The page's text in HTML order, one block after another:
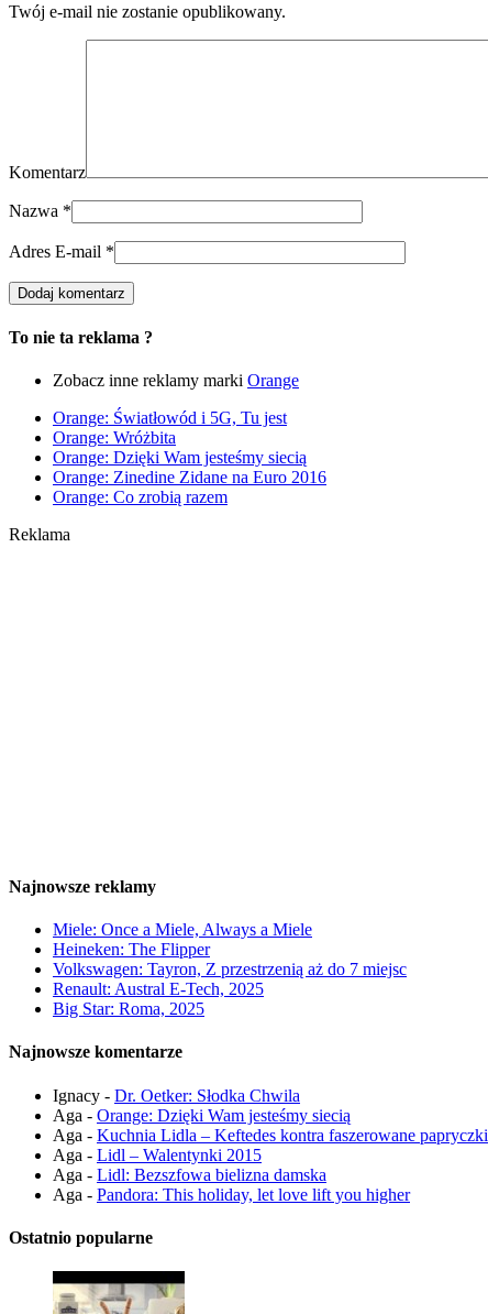
Twój e-mail nie zostanie opublikowany.
Komentarz
Nazwa *
Adres E-mail *
To nie ta reklama ?
Zobacz inne reklamy marki Orange
Orange: Światłowód i 5G, Tu jest
Orange: Wróżbita
Orange: Dzięki Wam jesteśmy siecią
Orange: Zinedine Zidane na Euro 2016
Orange: Co zrobią razem
Reklama
Najnowsze reklamy
Miele: Once a Miele, Always a Miele
Heineken: The Flipper
Volkswagen: Tayron, Z przestrzenią aż do 7 miejsc
Renault: Austral E-Tech, 2025
Big Star: Roma, 2025
Najnowsze komentarze
Ignacy - Dr. Oetker: Słodka Chwila
Aga - Orange: Dzięki Wam jesteśmy siecią
Aga - Kuchnia Lidla – Keftedes kontra faszerowane papryczki
Aga - Lidl – Walentynki 2015
Aga - Lidl: Bezszfowa bielizna damska
Aga - Pandora: This holiday, let love lift you higher
Ostatnio popularne